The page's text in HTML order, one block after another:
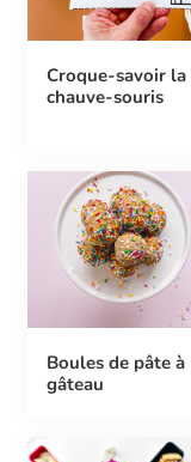
Croque-savoir la
chauve-souris
Boules de pâte à
gâteau